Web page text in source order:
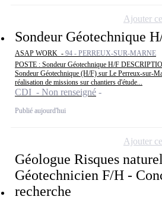
Sondeur Géotechnique
ASAP WORK - 94 - PERREUX-SUR-MARNE
POSTE : Sondeur Géotechnique H/F
Sondeur Géotechnique (H/F) sur Le Perreux-sur-
réalisation de missions sur chantiers d'étude...
CDI - Non renseigné
Publié aujourd'hui
Ajouter
Géologue Risques
Géotechnicien F/H -
recherche
Ajouter